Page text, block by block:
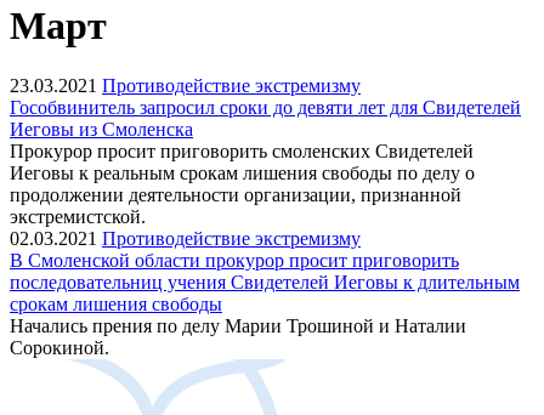
Март
23.03.2021 Противодействие экстремизму
Гособвинитель запросил сроки до девяти лет для Свидетелей
Иеговы из Смоленска
Прокурор просит приговорить смоленских Свидетелей
Иеговы к реальным срокам лишения свободы по делу о
продолжении деятельности организации, признанной
экстремистской.
02.03.2021 Противодействие экстремизму
В Смоленской области прокурор просит приговорить
последовательниц учения Свидетелей Иеговы к длительным
срокам лишения свободы
Начались прения по делу Марии Трошиной и Наталии
Сорокиной.